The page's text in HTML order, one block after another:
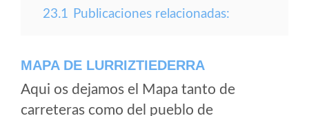
23.1 Publicaciones relacionadas:
MAPA DE LURRIZTIEDERRA
Aqui os dejamos el Mapa tanto de
carreteras como del pueblo de